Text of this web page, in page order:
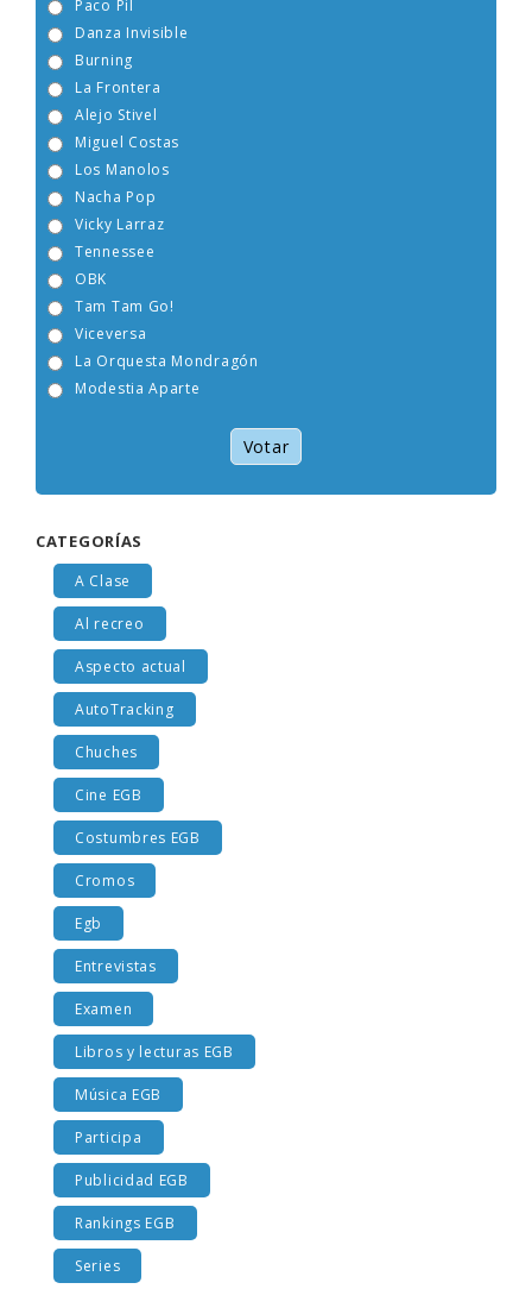
Burning
Alejo Stivel
Miguel Costas
Nacha Pop
Vicky Larraz
La Orquesta Mondragón
Modestia Aparte
Votar
A Clase
Al recreo
Aspecto actual
AutoTracking
Chuches
Cine EGB
Costumbres EGB
Cromos
Egb
Entrevistas
Examen
Libros y lecturas EGB
Música EGB
Participa
Publicidad EGB
Rankings EGB
Series